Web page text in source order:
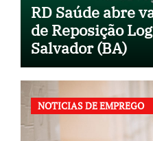
RD Saúde abre
de Reposição
Salvador (BA)
NOTICIAS DE EMPREGO